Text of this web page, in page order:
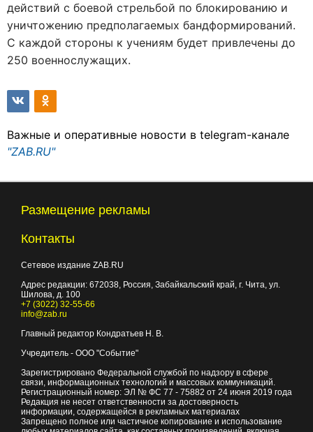
действий с боевой стрельбой по блокированию и
уничтожению предполагаемых бандформирований.
С каждой стороны к учениям будет привлечены до
250 военнослужащих.
Важные и оперативные новости в telegram-канале
"ZAB.RU"
Размещение рекламы
Контакты
Сетевое издание ZAB.RU
Адрес редакции: 672038, Россия, Забайкальский край, г. Чита, ул.
Шилова, д. 100
+7 (3022) 32-55-66
info@zab.ru
Главный редактор Кондратьев Н. В.
Учредитель - ООО "Событие"
Зарегистрировано Федеральной службой по надзору в сфере
связи, информационных технологий и массовых коммуникаций.
Регистрационный номер: ЭЛ № ФС 77 - 75882 от 24 июня 2019 года
Редакция не несет ответственности за достоверность
информации, содержащейся в рекламных материалах
Запрещено полное или частичное копирование и использование